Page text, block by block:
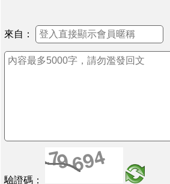
來自：
驗證碼：